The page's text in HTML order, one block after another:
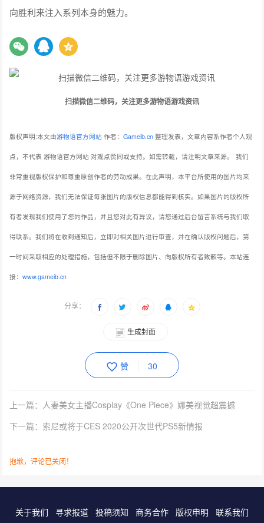
向胜利来注入系列本身的魅力。
扫描微信二维码，关注更多游物语游戏资讯
版权声明:本文由游物语官方网站 作者：Gameib.cn 整理发表，文章内容系作者个人观
点，不代表 游物语官方网站 对观点赞同或支持。如需转载，请注明文章来源。 我们
非常重视版权保护和尊重原创作者的劳动成果。在此声明，本平台所使用的图片均来
源于网络资源，我们无法保证每张图片的版权信息都能得到核实。如果图片的版权所
有者发现我们使用了您的作品，并且您对此有异议，请您通过后台留言系统与我们取
得联系。我们将在收到通知后，立即对相关图片进行审查，并在确认版权问题后，第
一时间采取相应的处理措施，包括但不限于删除图片、向版权所有者致歉等。本站连
接：www.gameib.cn
分享：
生成封面
赞 30
上一篇：人妻美女主播Cosplay《One Piece》娜美视觉超震撼
下一篇：索尼或将于CES 2020公开次世代PS5新情报
抱歉，评论已关闭！
关于我们 寻求报道 投稿须知 商务合作 版权申明 联系我们